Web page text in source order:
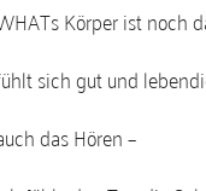
Körper ist noch
sich gut und
das Hören –